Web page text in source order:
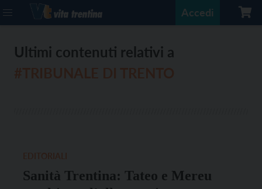
Accedi
Ultimi contenuti relativi a
Sanità Trentina: Tateo e Mereu